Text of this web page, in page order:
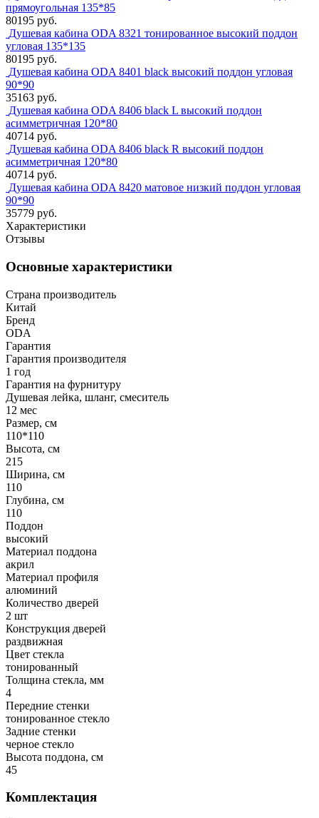
прямоугольная 135*85
80195 руб.
Душевая кабина ODA 8321 тонированное высокий поддон
угловая 135*135
80195 руб.
Душевая кабина ODA 8401 black высокий поддон угловая
90*90
35163 руб.
Душевая кабина ODA 8406 black L высокий поддон
асимметричная 120*80
40714 руб.
Душевая кабина ODA 8406 black R высокий поддон
асимметричная 120*80
40714 руб.
Душевая кабина ODA 8420 матовое низкий поддон угловая
90*90
35779 руб.
Характеристики
Отзывы
Основные характеристики
Страна производитель
Китай
Бренд
ODA
Гарантия
Гарантия производителя
1 год
Гарантия на фурнитуру
Душевая лейка, шланг, смеситель
12 мес
Размер, см
110*110
Высота, см
215
Ширина, см
110
Глубина, см
110
Поддон
высокий
Материал поддона
акрил
Материал профиля
алюминий
Количество дверей
2 шт
Конструкция дверей
раздвижная
Цвет стекла
тонированный
Толщина стекла, мм
4
Передние стенки
тонированное стекло
Задние стенки
черное стекло
Высота поддона, см
45
Комплектация